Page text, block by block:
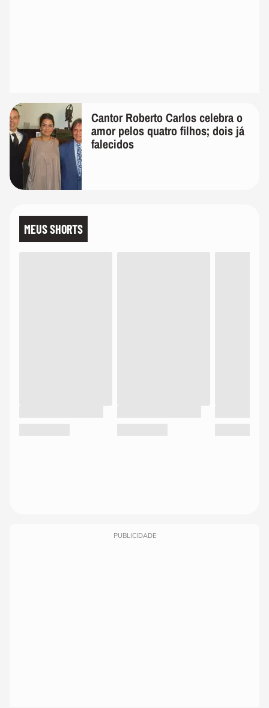
Cantor Roberto Carlos celebra o
amor pelos quatro filhos; dois já
falecidos
MEUS SHORTS
PUBLICIDADE